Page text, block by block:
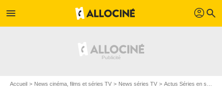
menu profil search
Accueil News cinéma, films et séries TV News séries TV Actus Séries en streaming